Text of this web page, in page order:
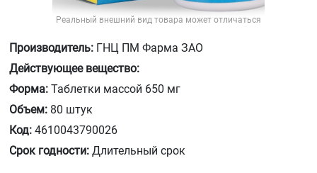
Реальный внешний вид товара может отличаться
Производитель: ГНЦ ПМ Фарма ЗАО
Действующее вещество:
Форма: Таблетки массой 650 мг
Объем: 80 штук
Код: 4610043790026
Срок годности: Длительный срок